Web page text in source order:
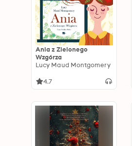
Ania z Zielonego
Wzgórza
Lucy Maud Montgomery
4.7